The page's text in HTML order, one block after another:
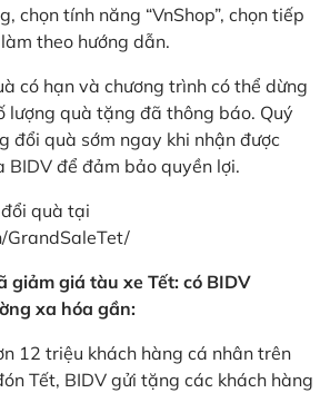
chọn tính năng “VnShop”, chọn tiếp
theo hướng dẫn.
có hạn và chương trình có thể dừng
lượng quà tặng đã thông báo. Quý
đổi quà sớm ngay khi nhận được
BIDV để đảm bảo quyền lợi.
quà tại
GrandSaleTet/
giảm giá tàu xe Tết: có BIDV
xa hóa gần:
12 triệu khách hàng cá nhân trên
Tết, BIDV gửi tặng các khách hàng